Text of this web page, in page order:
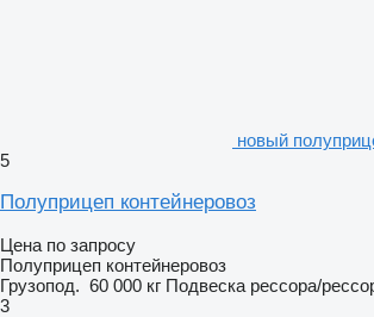
новый
5
Полуприцеп контейнеровоз
Цена по запросу
Полуприцеп контейнеровоз
Грузопод. 60 000 кг Подвеска рессора/
3